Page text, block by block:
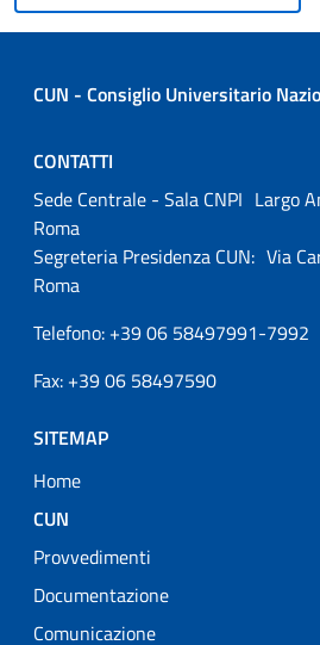
CUN - Consiglio Universitario
CONTATTI
Sede Centrale - Sala CNPI Largo
Roma
Segreteria Presidenza CUN: Via
Roma
Telefono: +39 06 58497991-7992
Fax: +39 06 58497590
SITEMAP
Home
CUN
Provvedimenti
Documentazione
Comunicazione